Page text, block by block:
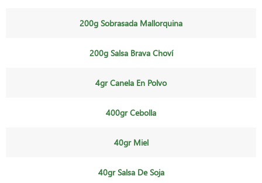
200g Sobrasada Mallorquina
200g Salsa Brava Choví
4gr Canela En Polvo
400gr Cebolla
40gr Miel
40gr Salsa De Soja